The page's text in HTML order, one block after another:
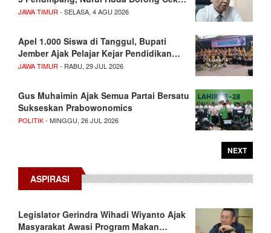
JAWA TIMUR - SELASA, 4 AGU 2026
Apel 1.000 Siswa di Tanggul, Bupati
Jember Ajak Pelajar Kejar Pendidikan…
JAWA TIMUR - RABU, 29 JUL 2026
Gus Muhaimin Ajak Semua Partai Bersatu
Sukseskan Prabowonomics
POLITIK- MINGGU, 26 JUL 2026
NEXT
ASPIRASI
Legislator Gerindra Wihadi Wiyanto Ajak
Masyarakat Awasi Program Makan…